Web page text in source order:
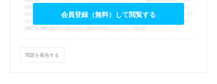
会員登録（無料）して閲覧する
問題を報告する